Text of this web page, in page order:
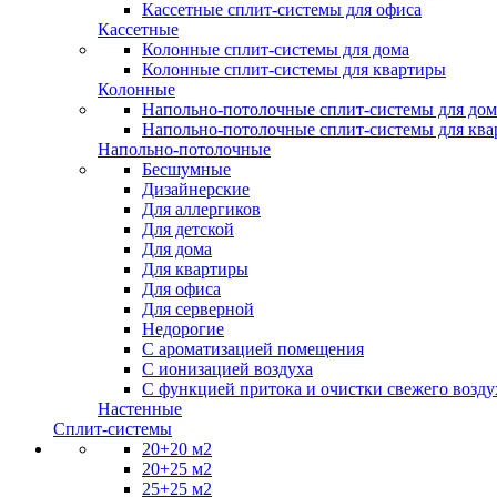
Кассетные сплит-системы для офиса
Кассетные
Колонные сплит-системы для дома
Колонные сплит-системы для квартиры
Колонные
Напольно-потолочные сплит-системы для
Напольно-потолочные сплит-системы для
Напольно-потолочные
Бесшумные
Дизайнерские
Для аллергиков
Для детской
Для дома
Для квартиры
Для офиса
Для серверной
Недорогие
С ароматизацией помещения
С ионизацией воздуха
С функцией притока и очистки свежего
Настенные
Сплит-системы
20+20 м2
20+25 м2
25+25 м2